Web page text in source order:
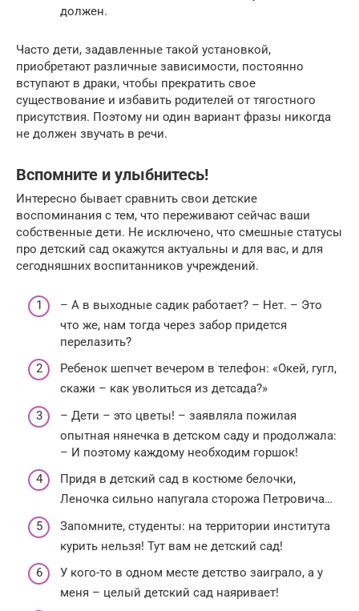
должен.
Часто дети, задавленные такой установкой,
приобретают различные зависимости, постоянно
вступают в драки, чтобы прекратить свое
существование и избавить родителей от тягостного
присутствия. Поэтому ни один вариант фразы никогда
не должен звучать в речи.
Вспомните и улыбнитесь!
Интересно бывает сравнить свои детские
воспоминания с тем, что переживают сейчас ваши
собственные дети. Не исключено, что смешные статусы
про детский сад окажутся актуальны и для вас, и для
сегодняшних воспитанников учреждений.
– А в выходные садик работает? – Нет. – Это
что же, нам тогда через забор придется
перелазить?
Ребенок шепчет вечером в телефон: «Окей, гугл,
скажи – как уволиться из детсада?»
– Дети – это цветы! – заявляла пожилая
опытная нянечка в детском саду и продолжала:
– И поэтому каждому необходим горшок!
Придя в детский сад в костюме белочки,
Леночка сильно напугала сторожа Петровича…
Запомните, студенты: на территории института
курить нельзя! Тут вам не детский сад!
У кого-то в одном месте детство заиграло, а у
меня – целый детский сад наяривает!